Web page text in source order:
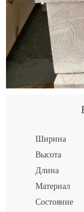
Ширина
Высота
Длина
Материал
Состояние